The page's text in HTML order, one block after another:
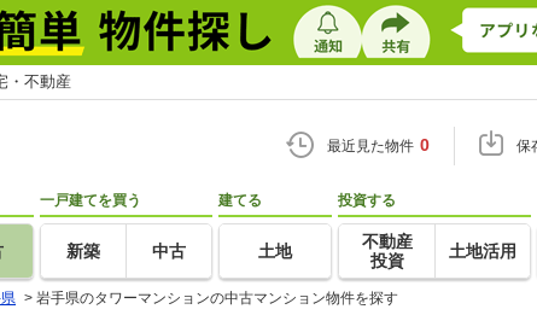
・不動産
最近見た物件 0 保
一戸建てを買う
新築 中古
建てる
土地
投資する
不動産
投資
土地活用
> 岩手県のタワーマンションの中古マンション物件を探す